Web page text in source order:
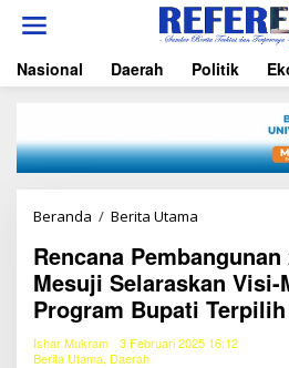
t
Nasional Daerah Politik
Beranda / Berita Utama
n
c
a
a
Rencana Pembangunan
Mesuji Selaraskan Visi-
Program Bupati Terpilih
Ishar Mukram
3 Februari 2025 16:12
Berita Utama, Daerah